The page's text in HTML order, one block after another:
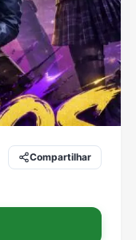
Compartilhar